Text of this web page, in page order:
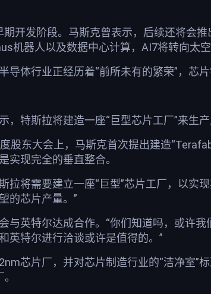
开发阶段。马斯克曾表示，后续还将会
机器人以及数据中心计算，AI7将转向太空
导体行业正经历着“前所未有的繁荣”，芯
，特斯拉将建造一座“巨型芯片工厂”来生
股东大会上，马斯克首次提出建造
实现完全的垂直整合。
拉将需要建立一座“巨型”芯片工厂，以实
的芯片产量。”
与英特尔达成合作。“你们知道吗，或许
英特尔进行洽谈或许是值得的。”
芯片厂，并对芯片制造行业的“洁净室”